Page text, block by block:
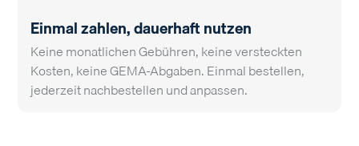
Einmal zahlen, dauerhaft nutzen
Keine monatlichen Gebühren, keine versteckten
Kosten, keine GEMA-Abgaben. Einmal bestellen,
jederzeit nachbestellen und anpassen.